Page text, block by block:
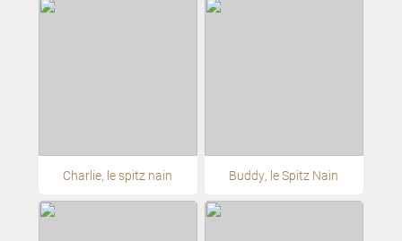
Charlie, le spitz nain Buddy, le Spitz Nain